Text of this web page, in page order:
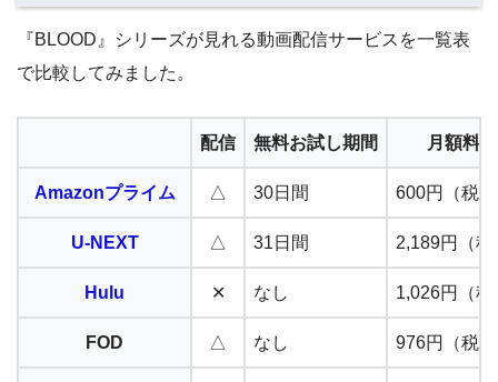
『BLOOD』シリーズが見れる動画配信サービスを一覧表
で比較してみました。
配信 無料お試し期間 月額料金
Amazonプライム △ 30日間 600円（税
U-NEXT △ 31日間 2,189円（税
Hulu ✕ なし 1,026円（税
FOD △ なし 976円（税